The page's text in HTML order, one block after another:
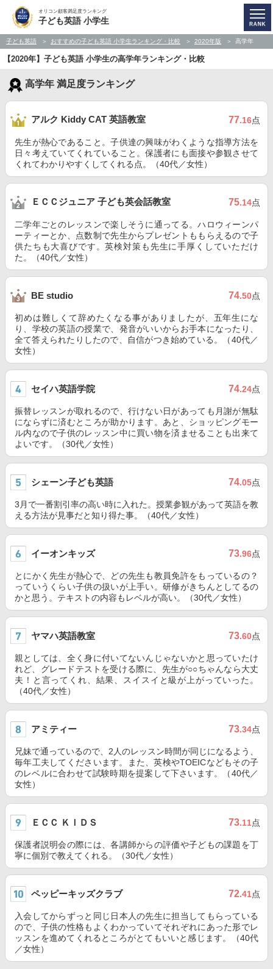
オリコン顧客満足度ランキング
子ども英語 小学生
子ども英語 おすすめの子ども英語 小学生ランキング・比較 2020年版 高学年
【2020年】子ども英語 小学生の高学年ランキング・比較
高学年 満足度ランキング
アルク Kiddy CAT 英語教室 77.16点
先生が熱心であること。子供達の興味がわくような指導方法を
日々考えていてくれていること。保護者にも面接や参観させて
くれてわかりやすくしてくれる点。（40代／女性）
ＥＣＣジュニア 子ども英会話教室 75.14点
二学年ごとのレッスンで楽しそうに通ってる。ハロウィーンパ
ーティーとか、点数制で先生からプレゼントももらえるので子
供たちも大喜びです。英検対策も先生に手厚くしていただけ
た。（40代／女性）
BE studio 74.50点
初めは難しくて辞めたくなる事がありましたが、五年生にな
り、学校の英語の授業で、発音がいいからお手本になったり、
全て答えられたりしたので、自信がつき始めている。（40代／
女性）
セイハ英語学院 74.24点
振替レッスンが取れるので、行けない日があっても月謝が無駄
にならずに済むところが助かります。あと、ショッピングモー
ル内なので子供のレッスン中に買い物を済ませることも出来て
よいです。（30代／女性）
シェーン子ども英語 74.05点
3月で一番割引率の高い時に入れた。授業参観があって英語を教
える方法が見事だと知り得た事。（40代／女性）
イーオンキッズ 73.96点
とにかく先生が熱心で、どの先生も教員免許をもっているの？
っていうくらい子供の扱いが上手い。研修がきちんとしてるの
かと思う。テキストの内容もレベルが高い。（30代／女性）
ヤマハ英語教室 73.60点
親としては、全く身に付いてないんじゃないかと思っていたけ
れど、グレードテストを受ける際に、先生が○○ちゃんなら大丈
夫！と言ってくれ、結果、スイスイと級が上がっていった。
（40代／女性）
アミティー 73.34点
兄妹で通っているので、2人のレッスン時間が同じになるよう、
毎年工夫してくださいます。また、英検やTOEICなどもその子
のレベルに合わせて試験時期を提案して下さいます。（40代／
女性）
ＥＣＣ ＫＩＤＳ 73.11点
保護者説明会の際には、各講師からの評価や子どもの課題を丁
寧に個別で教えてくれる。（30代／女性）
ペッピーキッズクラブ 72.41点
入会してからずっと同じ日本人の先生に担当してもらっている
ので、子供の性格もよくわかっていてそれぞれにあった形でレ
ッスンを進めてくれるところがとてもいいと感じます。（40代
／女性）